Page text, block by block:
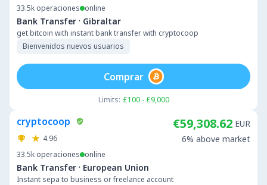
33.5k operaciones online
Bank Transfer · Gibraltar
get bitcoin with instant bank transfer with cryptocoop
Bienvenidos nuevos usuarios
Limits: £100 - £9,000
Comprar
cryptocoop
4.96
33.5k operaciones online
Bank Transfer · European Union
Instant sepa to business or freelance account
€59,308.62 EUR
6% above market